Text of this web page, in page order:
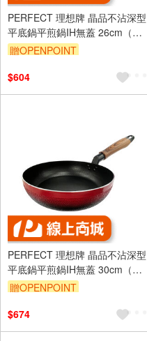
PERFECT 理想牌 晶品不沾深型
平底鍋平煎鍋IH無蓋 26cm（需
宅配）-Leidea樂德兒
贈OPENPOINT
$604
PERFECT 理想牌 晶品不沾深型
平底鍋平煎鍋IH無蓋 30cm（需
宅配）-Leidea樂德兒
贈OPENPOINT
$674